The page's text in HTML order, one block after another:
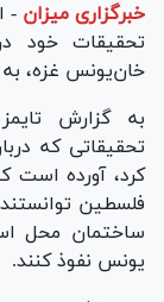
خبرگزاری میزان -
تحقیقات خود
خان‌یونس غزه،
به گزارش
تحقیقاتی که
فلسطین
ساختمان محل
یونس نفوذ کنند.